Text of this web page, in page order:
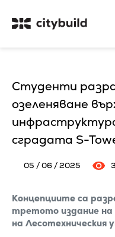
Студенти
озеленяване
сградата S-
05 / 06 / 2025
Концепциите са
третото издание на
на Лесотехническия